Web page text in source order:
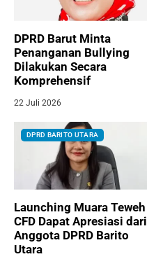
DPRD Barut Minta
Penanganan Bullying
Dilakukan Secara
Komprehensif
22 Juli 2026
DPRD BARITO UTARA
Launching Muara Teweh
CFD Dapat Apresiasi dari
Anggota DPRD Barito
Utara